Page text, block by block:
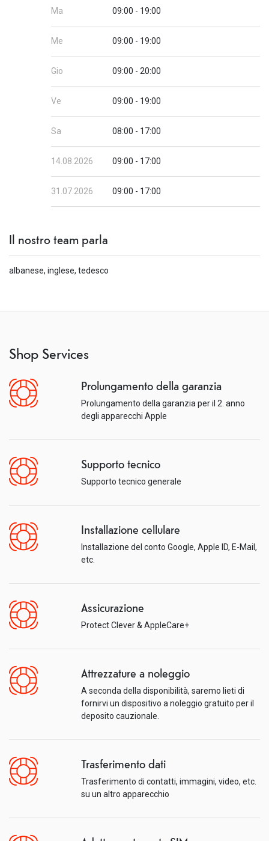
Ma 09:00 - 19:00
Me 09:00 - 19:00
Gio 09:00 - 20:00
Ve 09:00 - 19:00
Sa 08:00 - 17:00
14.08.2026 09:00 - 17:00
31.07.2026 09:00 - 17:00
Il nostro team parla
albanese, inglese, tedesco
Shop Services
Prolungamento della garanzia
Prolungamento della garanzia per il 2. anno
degli apparecchi Apple
Supporto tecnico
Supporto tecnico generale
Installazione cellulare
Installazione del conto Google, Apple ID, E-Mail,
etc.
Assicurazione
Protect Clever & AppleCare+
Attrezzature a noleggio
A seconda della disponibilità, saremo lieti di
fornirvi un dispositivo a noleggio gratuito per il
deposito cauzionale.
Trasferimento dati
Trasferimento di contatti, immagini, video, etc.
su un altro apparecchio